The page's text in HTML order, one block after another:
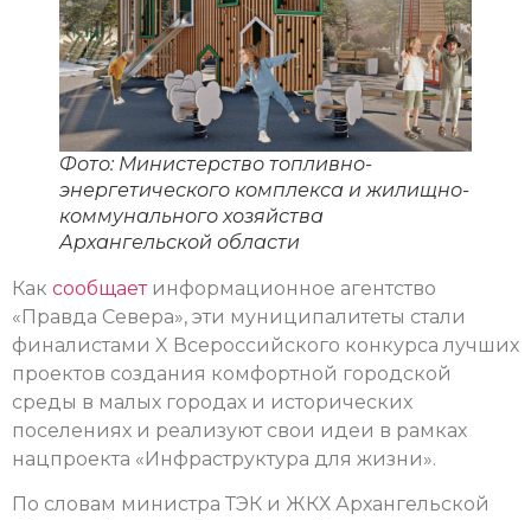
Фото: Министерство топливно-
энергетического комплекса и жилищно-
коммунального хозяйства
Архангельской области
Как сообщает информационное агентство
«Правда Севера», эти муниципалитеты стали
финалистами X Всероссийского конкурса лучших
проектов создания комфортной городской
среды в малых городах и исторических
поселениях и реализуют свои идеи в рамках
нацпроекта «Инфраструктура для жизни».
По словам министра ТЭК и ЖКХ Архангельской